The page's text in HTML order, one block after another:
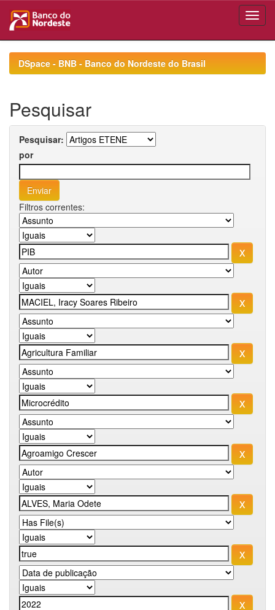
navigationDSpace - BNB - Banco do Nordeste do Brasil
Pesquisar
Pesquisar:
por
Filtros correntes: